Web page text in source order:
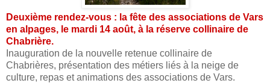
Deuxième rendez-vous : la fête des associations de Vars
en alpages, le mardi 14 août, à la réserve collinaire de
Chabrière.
Inauguration de la nouvelle retenue collinaire de
Chabrières, présentation des métiers liés à la neige de
culture, repas et animations des associations de Vars.